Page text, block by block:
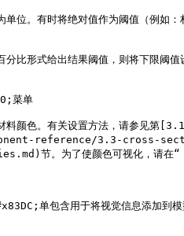
单位。有时将绝对值作为阈值（
分比形式给出结果阈值，则将下限阈
菜单
及材料颜色。有关设置方法
reference/3.3-cross-
。为了使颜色可视化，请在“
单包含用于将视觉信息添加到模